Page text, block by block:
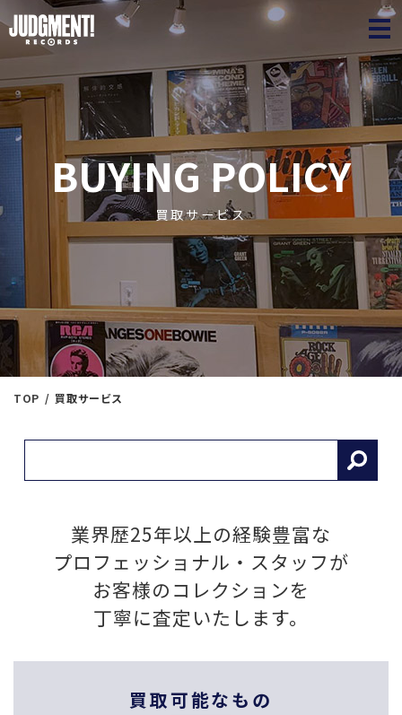
BUYING POLICY
買取サービス
TOP 買取サービス
業界歴25年以上の経験豊富な
プロフェッショナル・スタッフが
お客様のコレクションを
丁寧に査定いたします。
買取可能なもの